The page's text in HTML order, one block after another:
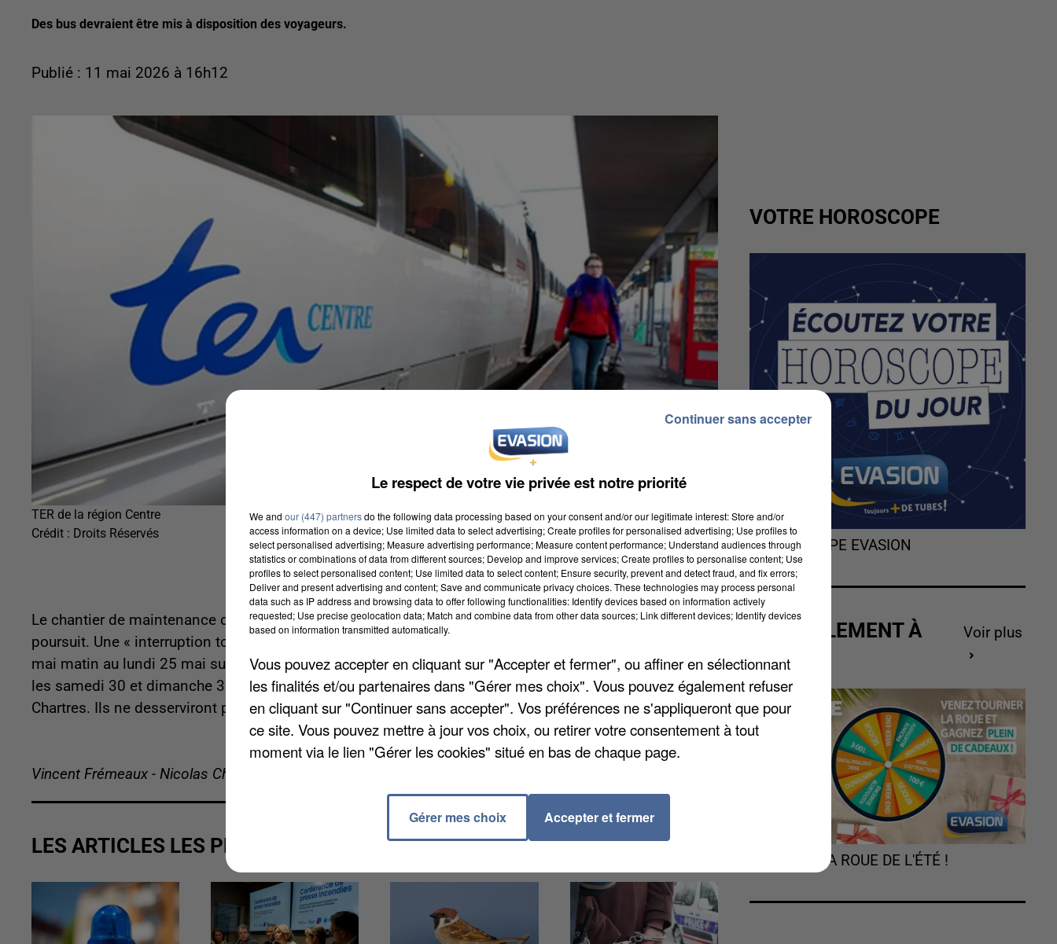
Des bus devraient être mis à disposition des voyageurs.
Publié : 11 mai 2026 à 16h12
TER de la région Centre
Crédit : Droits Réservés
Le chantier de maintenance des voies entre Chartres et Épernon et entre Versailles et Rambouillet se
poursuit. Une « interruption totale » est prévue entre Paris Montaparnasse et Chartres du samedi 23
mai matin au lundi 25 mai sur une bonne partie de la journée. Une seconde interruption est annoncée
les samedi 30 et dimanche 31. Des bus de substitution sont annoncés sur réservation au départ de
Chartres. Ils ne desserviront pas Versailles-Chantiers, Rambouillet et Gazeran.
Vincent Frémeaux - Nicolas Chacun
LES ARTICLES LES PLUS VUS
VOTRE HOROSCOPE
L'HOROSCOPE EVASION
ACTUELLEMENT À
Voir plus
TOURNEZ LA ROUE DE L'ÉTÉ !
Le respect de votre vie privée est notre priorité
We and our (447) partnersdo the following data processing based on your consent and/or our legitimate interest: Store and/or
access information on a device; Use limited data to select advertising; Create profiles for personalised advertising; Use profiles to
select personalised advertising; Measure advertising performance; Measure content performance; Understand audiences through
statistics or combinations of data from different sources; Develop and improve services; Create profiles to personalise content; Use
profiles to select personalised content; Use limited data to select content; Ensure security, prevent and detect fraud, and fix errors;
Deliver and present advertising and content; Save and communicate privacy choices. These technologies may process personal
data such as IP address and browsing data to offer following functionalities: Identify devices based on information actively
requested; Use precise geolocation data; Match and combine data from other data sources; Link different devices; Identify devices
based on information transmitted automatically.
Vous pouvez accepter en cliquant sur "Accepter et fermer", ou affiner en sélectionnant
les finalités et/ou partenaires dans "Gérer mes choix". Vous pouvez également refuser
en cliquant sur "Continuer sans accepter". Vos préférences ne s'appliqueront que pour
ce site. Vous pouvez mettre à jour vos choix, ou retirer votre consentement à tout
moment via le lien "Gérer les cookies" situé en bas de chaque page.
Gérer mes choix Accepter et fermer
Continuer sans accepter